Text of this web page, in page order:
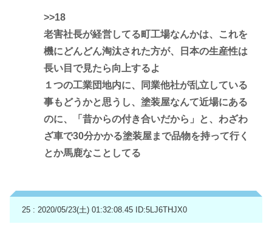
>>18
老害社長が経営してる町工場なんかは、これを
機にどんどん淘汰された方が、日本の生産性は
長い目で見たら向上するよ
１つの工業団地内に、同業他社が乱立している
事もどうかと思うし、塗装屋なんて近場にある
のに、「昔からの付き合いだから」と、わざわ
ざ車で30分かかる塗装屋まで品物を持って行く
とか馬鹿なことしてる
25 : 2020/05/23(土) 01:32:08.45 ID:5LJ6THJX0